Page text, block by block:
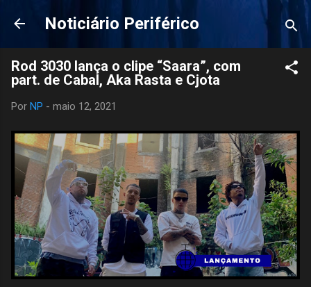
Pular para o conteúdo principal
Noticiário Periférico
Rod 3030 lança o clipe “Saara”, com
part. de Cabal, Aka Rasta e Cjota
Por NP - maio 12, 2021